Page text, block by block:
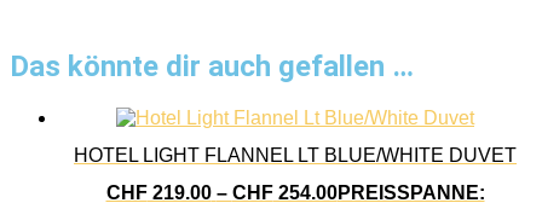
Das könnte dir auch gefallen …
HOTEL LIGHT FLANNEL LT BLUE/WHITE DUVET
CHF219.00 – CHF254.00PREISSPANNE: